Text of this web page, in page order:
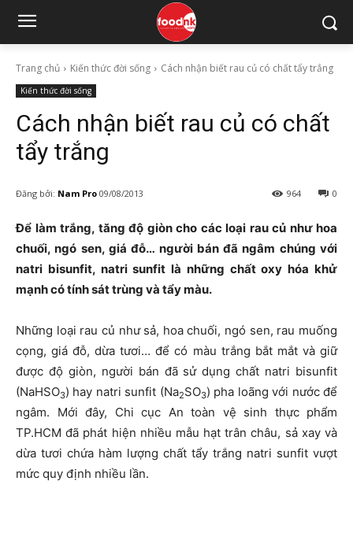
Trang chủ Kiến thức đời sống Cách nhận biết rau củ có chất tẩy trắng
Kiến thức đời sống
Cách nhận biết rau củ có chất
tẩy trắng
Đăng bởi: Nam Pro 09/08/2013 0
964
Để làm trắng, tăng độ giòn cho các loại rau củ như hoa
chuối, ngó sen, giá đỗ… người bán đã ngâm chúng với
natri bisunfit, natri sunfit là những chất oxy hóa khử
mạnh có tính sát trùng và tẩy màu.
Những loại rau củ như sả, hoa chuối, ngó sen, rau muống
cọng, giá đỗ, dừa tươi… để có màu trắng bắt mắt và giữ
được độ giòn, người bán đã sử dụng chất natri bisunfit
(NaHSO3) hay natri sunfit (Na2SO3) pha loãng với nước để
ngâm. Mới đây, Chi cục An toàn vệ sinh thực phẩm
TP.HCM đã phát hiện nhiều mẫu hạt trân châu, sả xay và
dừa tươi chứa hàm lượng chất tẩy trắng natri sunfit vượt
mức quy định nhiều lần.